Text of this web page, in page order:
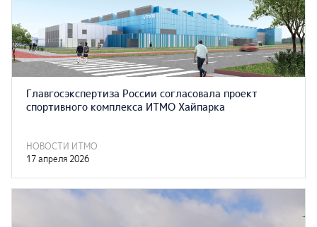
Главгосэкспертиза России согласовала проект
спортивного комплекса ИТМО Хайпарка
НОВОСТИ ИТМО
17 апреля 2026